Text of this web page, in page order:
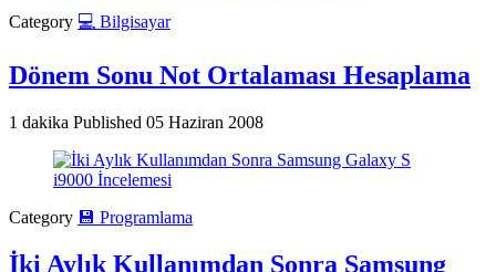
Category 💻 Bilgisayar
Dönem Sonu Not Ortalaması Hesaplama
1 dakika Published 05 Haziran 2008
Category 💾 Programlama
İki Aylık Kullanımdan Sonra Samsung